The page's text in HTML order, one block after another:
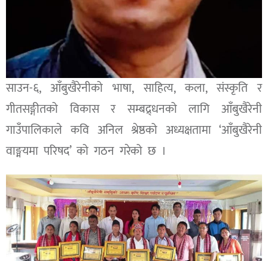
साउन-६, आँबुखैरेनीको भाषा, साहित्य, कला, संस्कृति र
गीतसङ्गीतको विकास र सम्बद्र्धनको लागि आँबुखैरेनी
गाउँपालिकाले कवि अनिल श्रेष्ठको अध्यक्षतामा ‘आँबुखैरेनी
वाङ्मयमा परिषद’ को गठन गरेको छ ।